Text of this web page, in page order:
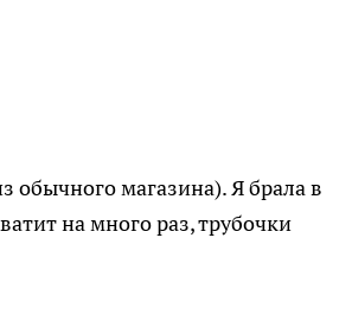
обычного магазина). Я брала в
на много раз, трубочки